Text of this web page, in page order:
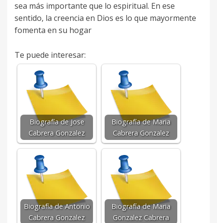
sea más importante que lo espiritual. En ese
sentido, la creencia en Dios es lo que mayormente
fomenta en su hogar
Te puede interesar:
Biografía de Jose
Cabrera Gonzalez
Biografía de Maria
Cabrera Gonzalez
Biografía de Antonio
Cabrera Gonzalez
Biografía de Maria
Gonzalez Cabrera